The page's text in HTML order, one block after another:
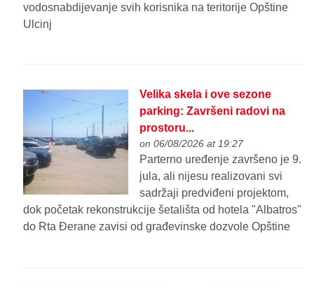
vodosnabdijevanje svih korisnika na teritorije Opštine
Ulcinj
Velika skela i ove sezone
parking: Završeni radovi na
prostoru...
on 06/08/2026 at 19:27
Parterno uređenje završeno je 9.
jula, ali nijesu realizovani svi
sadržaji predviđeni projektom,
dok početak rekonstrukcije šetališta od hotela "Albatros"
do Rta Đerane zavisi od građevinske dozvole Opštine